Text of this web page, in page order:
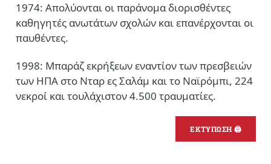
1974: Απολύονται οι παράνομα διορισθέντες
καθηγητές ανωτάτων σχολών και επανέρχονται οι
παυθέντες.
1998: Μπαράζ εκρήξεων εναντίον των πρεσβειών
των ΗΠΑ στο Νταρ ες Σαλάμ και το Ναϊρόμπι, 224
νεκροί και τουλάχιστον 4.500 τραυματίες.
ΕΚΤΥΠΩΣΗ 🖨